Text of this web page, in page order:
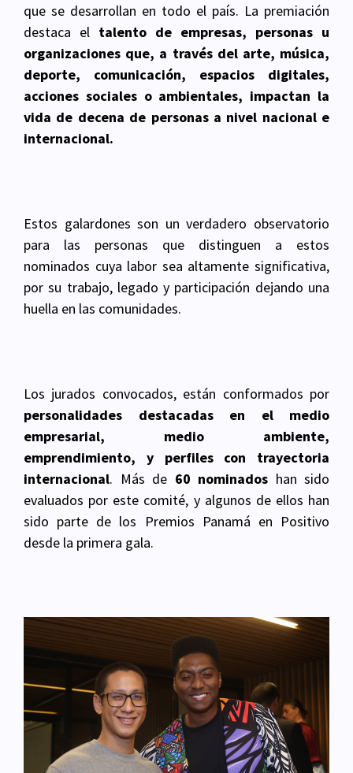
que se desarrollan en todo el país. La premiación
destaca el talento de empresas, personas u
organizaciones que, a través del arte, música,
deporte, comunicación, espacios digitales,
acciones sociales o ambientales, impactan la
vida de decena de personas a nivel nacional e
internacional.
Estos galardones son un verdadero observatorio
para las personas que distinguen a estos
nominados cuya labor sea altamente significativa,
por su trabajo, legado y participación dejando una
huella en las comunidades.
Los jurados convocados, están conformados por
personalidades destacadas en el medio
empresarial, medio ambiente,
emprendimiento, y perfiles con trayectoria
internacional. Más de 60 nominados han sido
evaluados por este comité, y algunos de ellos han
sido parte de los Premios Panamá en Positivo
desde la primera gala.